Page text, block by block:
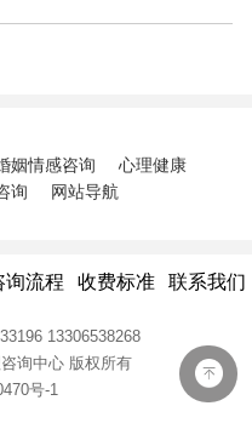
姻情感咨询
心理健康
询 网站导航
询流程 收费标准 联系我们
13306538268
询中心 版权所有
号-1